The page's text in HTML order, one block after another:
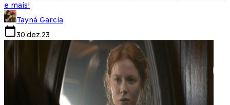
e mais!
Tayná Garcia
30.dez.23